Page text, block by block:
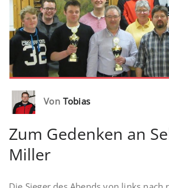
Von Tobias
Zum Gedenken an
Miller